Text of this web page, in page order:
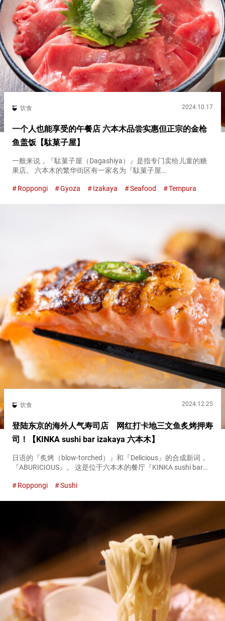
饮食 2024.10.17
一个人也能享受的午餐店 六本木品尝实惠但正宗的金枪
鱼盖饭【駄菓子屋】
一般来说，『駄菓子屋（Dagashiya）』是指专门卖给儿童的糖
果店。 六本木的繁华街区有一家名为『駄菓子屋
的地方」，这是店主给『駄菓子屋（Dagashiya）』命名的初
Roppongi Gyoza Izakaya Seafood Tempura
饮食 2024.12.25
登陆东京的海外人气寿司店 网红打卡地三文鱼炙烤押寿
司！【KINKA sushi bar izakaya 六本木】
日语的『炙烤（blow-torched）』和『Delicious』的合成新词，
『ABURICIOUS』。 这是位于六本木的餐厅『KINKA sushi bar
Roppongi
Sushi